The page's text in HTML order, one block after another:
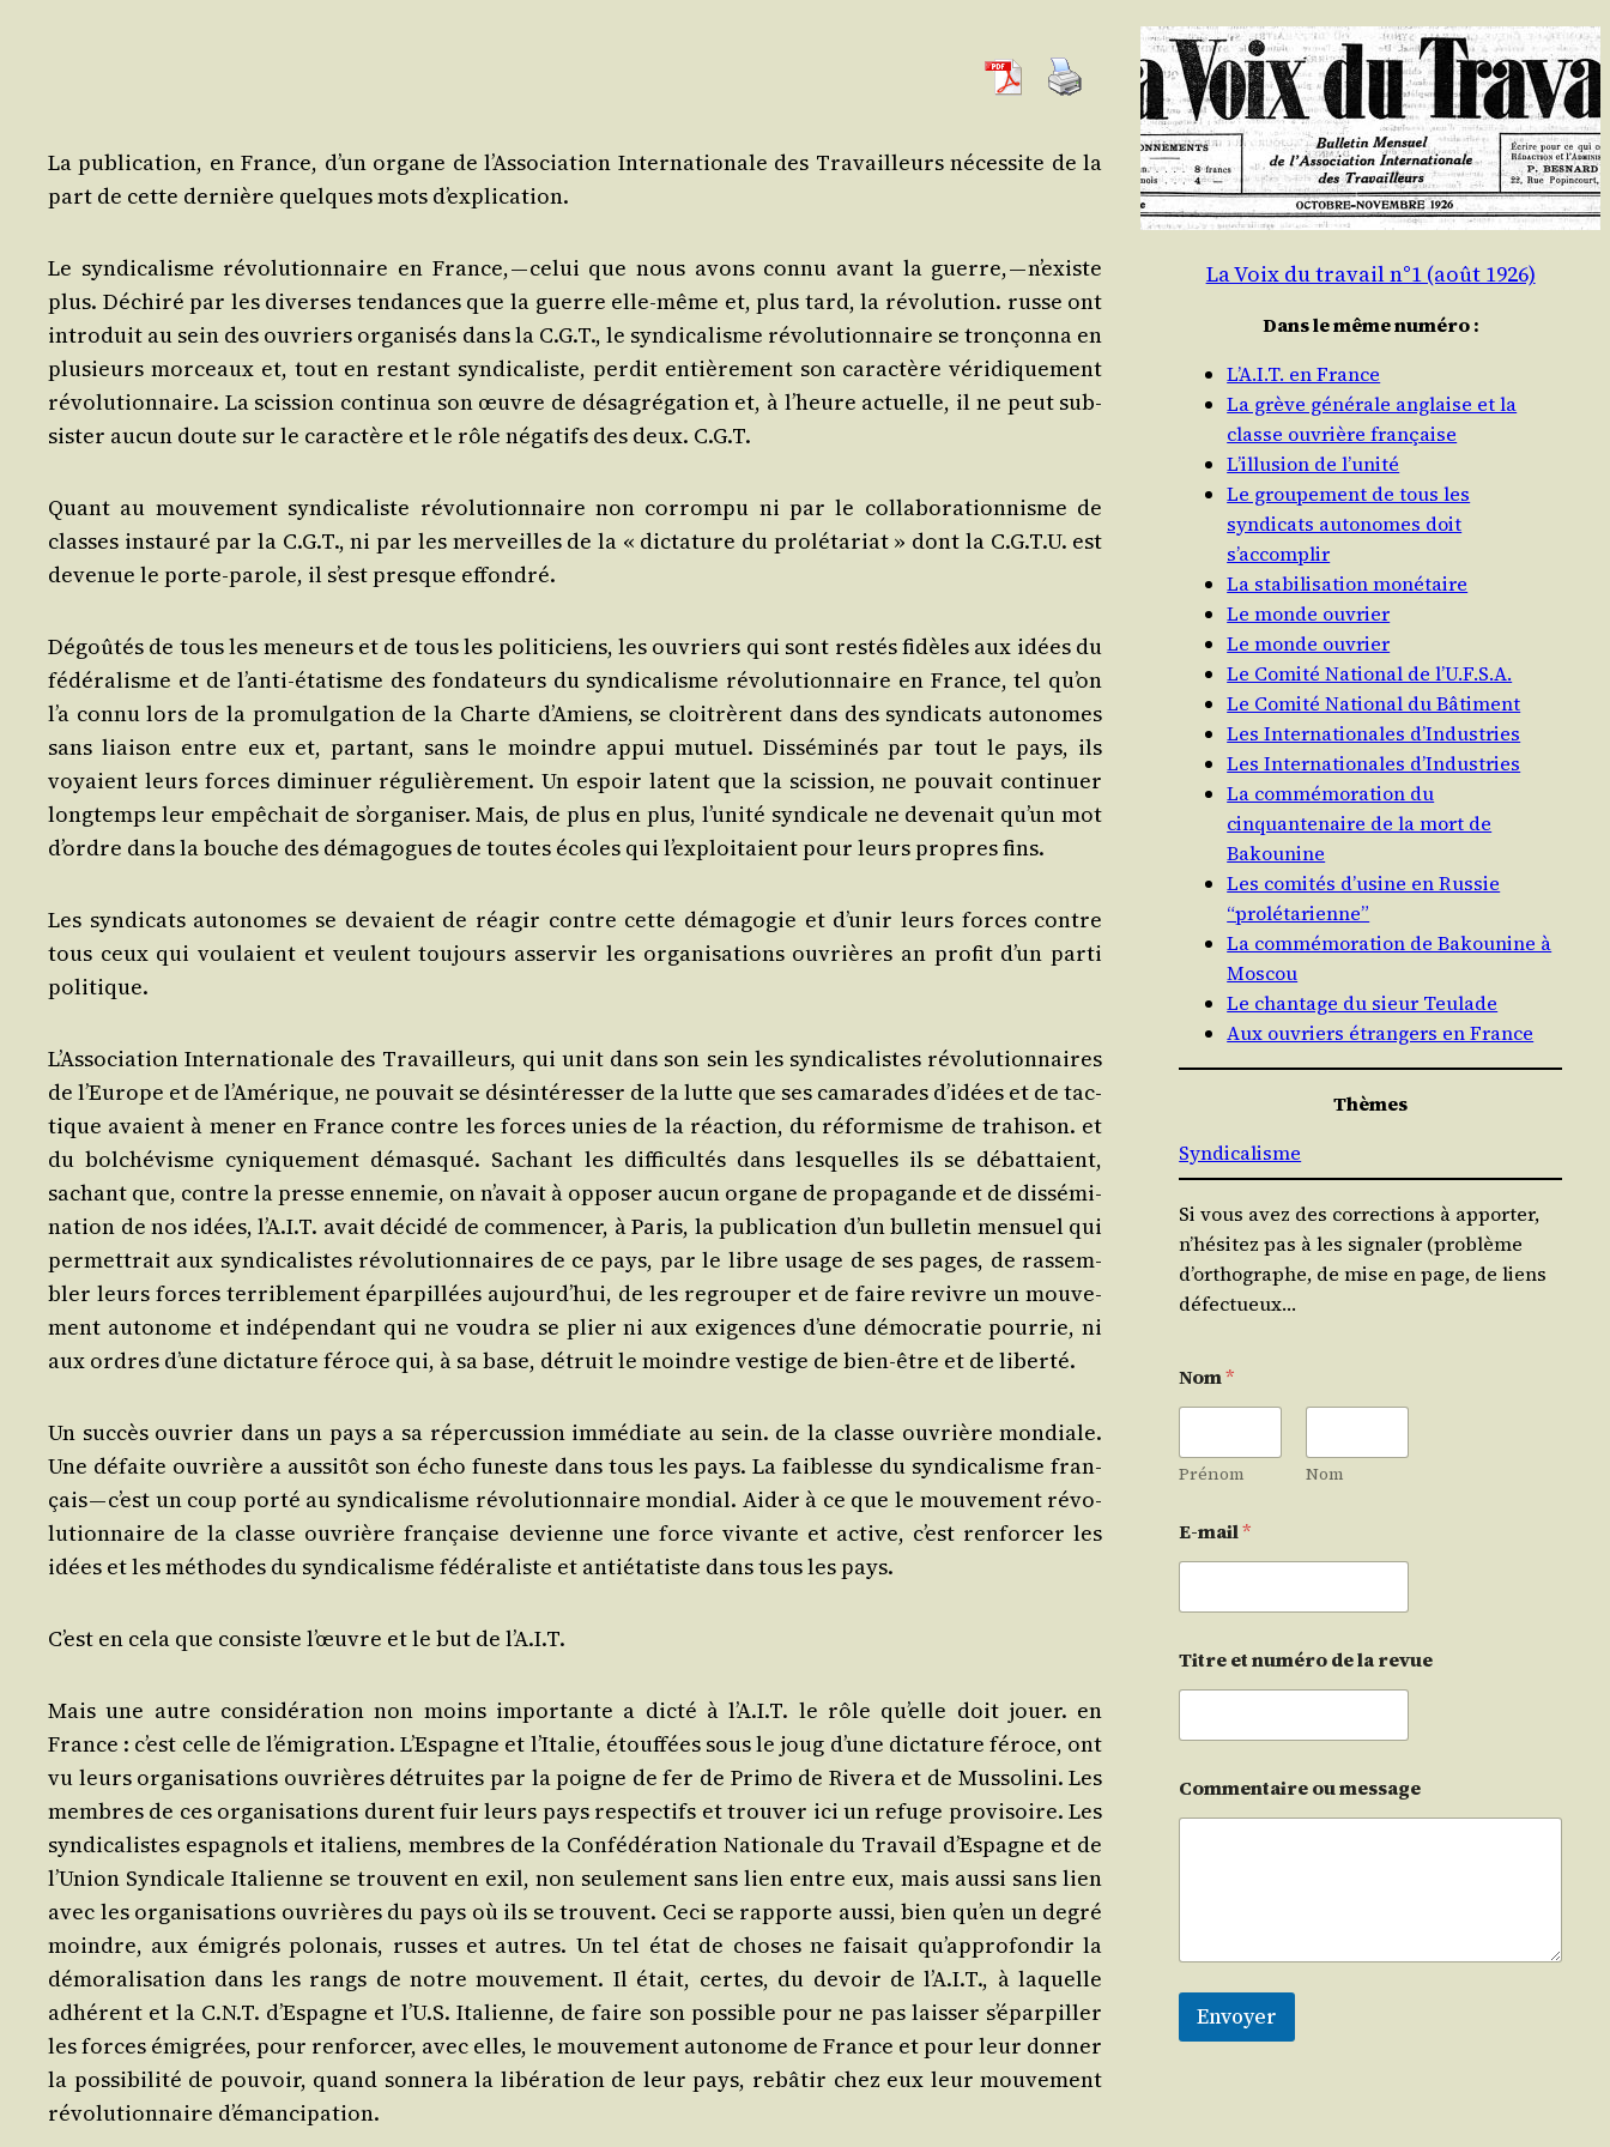
La publi­ca­tion, en France, d’un organe de l’As­so­cia­tion Inter­na­tio­nale des Tra­vailleurs néces­site de la
part de cette der­nière quelques mots d’explication.
Le syn­di­ca­lisme révo­lu­tion­naire en France, — celui que nous avons connu avant la guerre, — n’existe
plus. Déchi­ré par les diverses ten­dances que la guerre elle-même et, plus tard, la révo­lu­tion. russe ont
intro­duit au sein des ouvriers orga­ni­sés dans la C.G.T., le syn­di­ca­lisme révo­lu­tion­naire se tron­çon­na en
plu­sieurs mor­ceaux et, tout en res­tant syn­di­ca­liste, per­dit entiè­re­ment son carac­tère véri­di­que­ment
révo­lu­tion­naire. La scis­sion conti­nua son œuvre de désa­gré­ga­tion et, à l’heure actuelle, il ne peut sub­
sis­ter aucun doute sur le carac­tère et le rôle néga­tifs des deux. C.G.T.
Quant au mou­ve­ment syn­di­ca­liste révo­lu­tion­naire non cor­rom­pu ni par le col­la­bo­ra­tion­nisme de
classes ins­tau­ré par la C.G.T., ni par les mer­veilles de la « dic­ta­ture du pro­lé­ta­riat » dont la C.G.T.U. est
deve­nue le porte-parole, il s’est presque effondré.
Dégoû­tés de tous les meneurs et de tous les poli­ti­ciens, les ouvriers qui sont res­tés fidèles aux idées du
fédé­ra­lisme et de l’an­ti-éta­tisme des fon­da­teurs du syn­di­ca­lisme révo­lu­tion­naire en France, tel qu’on
l’a connu lors de la pro­mul­ga­tion de la Charte d’A­miens, se cloi­trèrent dans des syn­di­cats auto­nomes
sans liai­son entre eux et, par­tant, sans le moindre appui mutuel. Dis­sé­mi­nés par tout le pays, ils
voyaient leurs forces dimi­nuer régu­liè­re­ment. Un espoir latent que la scis­sion, ne pou­vait conti­nuer
long­temps leur empê­chait de s’or­ga­ni­ser. Mais, de plus en plus, l’u­ni­té syn­di­cale ne deve­nait qu’un mot
d’ordre dans la bouche des déma­gogues de toutes écoles qui l’ex­ploi­taient pour leurs propres fins.
Les syn­di­cats auto­nomes se devaient de réagir contre cette déma­go­gie et d’u­nir leurs forces contre
tous ceux qui vou­laient et veulent tou­jours asser­vir les orga­ni­sa­tions ouvrières an pro­fit d’un par­ti
politique.
L’As­so­cia­tion Inter­na­tio­nale des Tra­vailleurs, qui unit dans son sein les syn­di­ca­listes révo­lu­tion­naires
de l’Eu­rope et de l’A­mé­rique, ne pou­vait se dés­in­té­res­ser de la lutte que ses cama­rades d’i­dées et de tac­
tique avaient à mener en France contre les forces unies de la réac­tion, du réfor­misme de tra­hi­son. et
du bol­ché­visme cyni­que­ment démas­qué. Sachant les dif­fi­cul­tés dans les­quelles ils se débat­taient,
sachant que, contre la presse enne­mie, on n’a­vait à oppo­ser aucun organe de pro­pa­gande et de dis­sé­mi­
na­tion de nos idées, l’A.I.T. avait déci­dé de com­men­cer, à Paris, la publi­ca­tion d’un bul­le­tin men­suel qui
per­met­trait aux syn­di­ca­listes révo­lu­tion­naires de ce pays, par le libre usage de ses pages, de ras­sem­
bler leurs forces ter­ri­ble­ment épar­pillées aujourd’­hui, de les regrou­per et de faire revivre un mou­ve­
ment auto­nome et indé­pen­dant qui ne vou­dra se plier ni aux exi­gences d’une démo­cra­tie pour­rie, ni
aux ordres d’une dic­ta­ture féroce qui, à sa base, détruit le moindre ves­tige de bien-être et de liberté.
Un suc­cès ouvrier dans un pays a sa réper­cus­sion immé­diate au sein. de la classe ouvrière mon­diale.
Une défaite ouvrière a aus­si­tôt son écho funeste dans tous les pays. La fai­blesse du syn­di­ca­lisme fran­
çais — c’est un coup por­té au syn­di­ca­lisme révo­lu­tion­naire mon­dial. Aider à ce que le mou­ve­ment révo­
lu­tion­naire de la classe ouvrière fran­çaise devienne une force vivante et active, c’est ren­for­cer les
idées et les méthodes du syn­di­ca­lisme fédé­ra­liste et anti­éta­tiste dans tous les pays.
C’est en cela que consiste l’œuvre et le but de l’A.I.T.
Mais une autre consi­dé­ra­tion non moins impor­tante a dic­té à l’A.I.T. le rôle qu’elle doit jouer. en
France : c’est celle de l’é­mi­gra­tion. L’Es­pagne et l’I­ta­lie, étouf­fées sous le joug d’une dic­ta­ture féroce, ont
vu leurs orga­ni­sa­tions ouvrières détruites par la poigne de fer de Pri­mo de Rive­ra et de Mus­so­li­ni. Les
membres de ces orga­ni­sa­tions durent fuir leurs pays res­pec­tifs et trou­ver ici un refuge pro­vi­soire. Les
syn­di­ca­listes espa­gnols et ita­liens, membres de la Confé­dé­ra­tion Natio­nale du Tra­vail d’Es­pagne et de
l’U­nion Syn­di­cale Ita­lienne se trouvent en exil, non seule­ment sans lien entre eux, mais aus­si sans lien
avec les orga­ni­sa­tions ouvrières du pays où ils se trouvent. Ceci se rap­porte aus­si, bien qu’en un degré
moindre, aux émi­grés polo­nais, russes et autres. Un tel état de choses ne fai­sait qu’ap­pro­fon­dir la
démo­ra­li­sa­tion dans les rangs de notre mou­ve­ment. Il était, certes, du devoir de l’A.I.T., à laquelle
adhé­rent et la C.N.T. d’Es­pagne et l’U.S. Ita­lienne, de faire son pos­sible pour ne pas lais­ser s’é­par­piller
les forces émi­grées, pour ren­for­cer, avec elles, le mou­ve­ment auto­nome de France et pour leur don­ner
la pos­si­bi­li­té de pou­voir, quand son­ne­ra la libé­ra­tion de leur pays, rebâ­tir chez eux leur mou­ve­ment
révo­lu­tion­naire d’émancipation.
La Voix du travail n°1 (août 1926)
Dans le même numéro :
L’A.I.T. en France
La grève générale anglaise et la
classe ouvrière française
L’illusion de l’unité
Le groupement de tous les
syndicats autonomes doit
s’accomplir
La stabilisation monétaire
Le monde ouvrier
Le monde ouvrier
Le Comité National de l’U.F.S.A.
Le Comité National du Bâtiment
Les Internationales d’Industries
Les Internationales d’Industries
La commémoration du
cinquantenaire de la mort de
Bakounine
Les comités d’usine en Russie
“prolétarienne”
La commémoration de Bakounine à
Moscou
Le chantage du sieur Teulade
Aux ouvriers étrangers en France
Thèmes
Syndicalisme
Si vous avez des corrections à apporter,
n’hésitez pas à les signaler (problème
d’orthographe, de mise en page, de liens
défectueux…
Nom*
Prénom Nom
E-mail*
Titre et numéro de la revue
Commentaire ou message
Envoyer